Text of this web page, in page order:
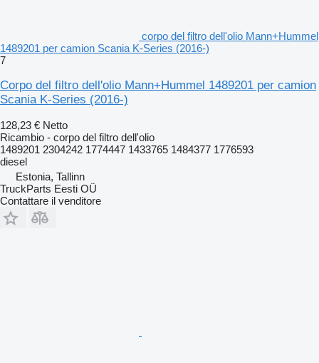
corpo del filtro dell'olio Mann+Hummel
1489201 per camion Scania K-Series (2016-)
7
Corpo del filtro dell'olio Mann+Hummel 1489201 per camion
Scania K-Series (2016-)
128,23 € Netto
Ricambio - corpo del filtro dell'olio
1489201 2304242 1774447 1433765 1484377 1776593
diesel
Estonia, Tallinn
TruckParts Eesti OÜ
Contattare il venditore